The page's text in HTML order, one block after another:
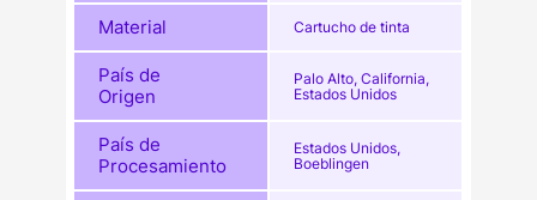
Material Cartucho de tinta
País de
Origen
Palo Alto, California,
Estados Unidos
País de
Procesamiento
Estados Unidos,
Boeblingen